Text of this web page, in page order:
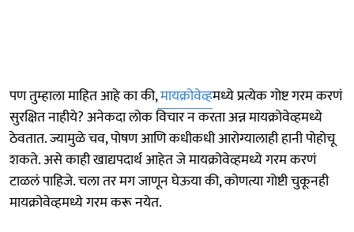
पण तुम्हाला माहित आहे का की,मायक्रोवेव्हमध्ये प्रत्येक गोष्ट गरम करणं
सुरक्षित नाहीये? अनेकदा लोक विचार न करता अन्न मायक्रोवेव्हमध्ये
ठेवतात. ज्यामुळे चव, पोषण आणि कधीकधी आरोग्यालाही हानी पोहोचू
शकते. असे काही खाद्यपदार्थ आहेत जे मायक्रोवेव्हमध्ये गरम करणं
टाळलं पाहिजे. चला तर मग जाणून घेऊया की, कोणत्या गोष्टी चुकूनही
मायक्रोवेव्हमध्ये गरम करू नयेत.